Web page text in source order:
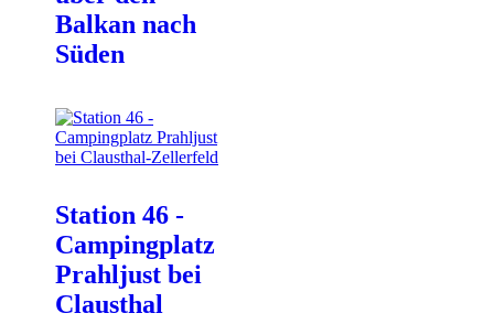
Balkan nach
Süden
Station 46 -
Campingplatz
Prahljust bei
Clausthal